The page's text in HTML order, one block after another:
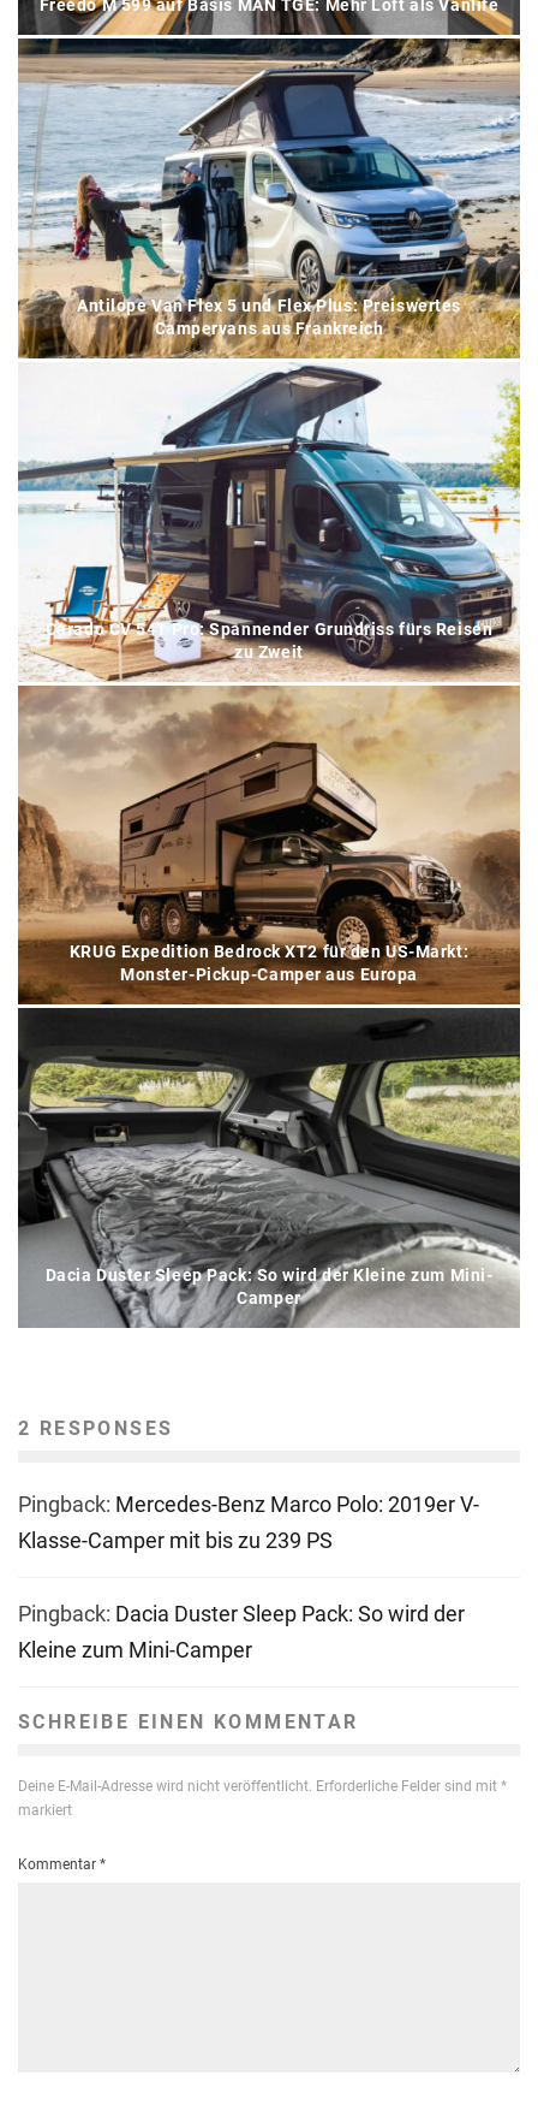
Freedo M 599 auf Basis MAN TGE: Mehr Loft als Vanlife
Antilope Van Flex 5 und Flex Plus: Preiswertes
Campervans aus Frankreich
Carado CV 541 Pro: Spannender Grundriss fürs Reisen
zu Zweit
KRUG Expedition Bedrock XT2 für den US-Markt:
Monster-Pickup-Camper aus Europa
Dacia Duster Sleep Pack: So wird der Kleine zum Mini-
Camper
2 RESPONSES
Pingback: Mercedes-Benz Marco Polo: 2019er V-
Klasse-Camper mit bis zu 239 PS
Pingback: Dacia Duster Sleep Pack: So wird der
Kleine zum Mini-Camper
SCHREIBE EINEN KOMMENTAR
Deine E-Mail-Adresse wird nicht veröffentlicht. Erforderliche Felder sind mit *
markiert
Kommentar *